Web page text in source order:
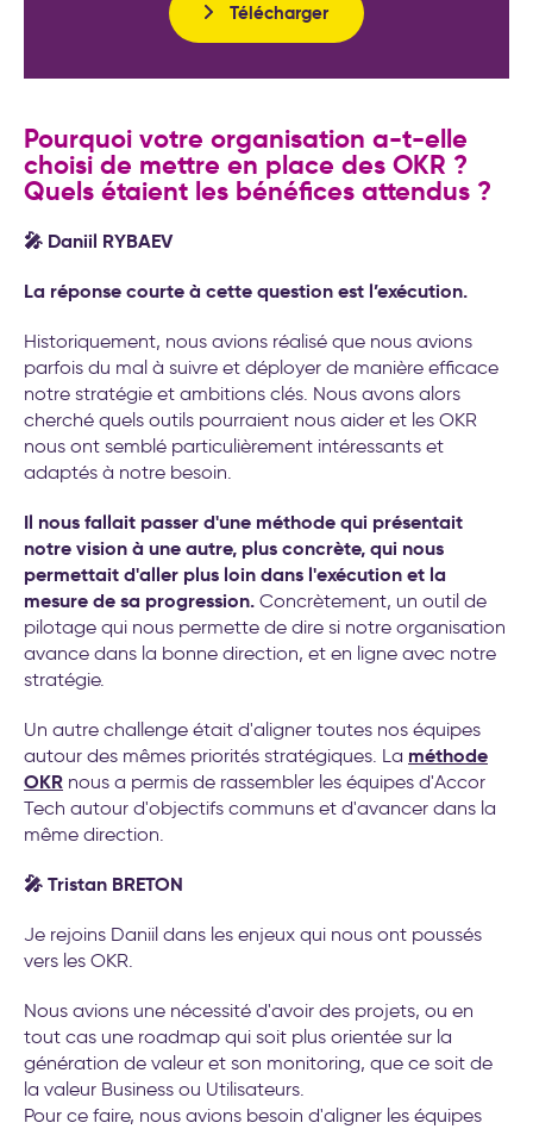
Télécharger
Pourquoi votre organisation a-t-elle
choisi de mettre en place des OKR ?
Quels étaient les bénéfices attendus ?
🎤 Daniil RYBAEV
La réponse courte à cette question est l’exécution.
Historiquement, nous avions réalisé que nous avions
parfois du mal à suivre et déployer de manière efficace
notre stratégie et ambitions clés. Nous avons alors
cherché quels outils pourraient nous aider et les OKR
nous ont semblé particulièrement intéressants et
adaptés à notre besoin.
Il nous fallait passer d'une méthode qui présentait
notre vision à une autre, plus concrète, qui nous
permettait d'aller plus loin dans l'exécution et la
mesure de sa progression. Concrètement, un outil de
pilotage qui nous permette de dire si notre organisation
avance dans la bonne direction, et en ligne avec notre
stratégie.
Un autre challenge était d'aligner toutes nos équipes
autour des mêmes priorités stratégiques. La méthode
OKR nous a permis de rassembler les équipes d'Accor
Tech autour d'objectifs communs et d'avancer dans la
même direction.
🎤 Tristan BRETON
Je rejoins Daniil dans les enjeux qui nous ont poussés
vers les OKR.
Nous avions une nécessité d'avoir des projets, ou en
tout cas une roadmap qui soit plus orientée sur la
génération de valeur et son monitoring, que ce soit de
la valeur Business ou Utilisateurs.
Pour ce faire, nous avions besoin d'aligner les équipes